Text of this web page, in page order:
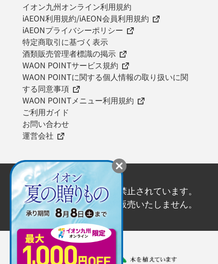
イオン九州オンライン利用規約
iAEON利用規約/iAEON会員利用規約
iAEONプライバシーポリシー
特定商取引に基づく表示
酒類販売管理者標識の掲示
WAON POINTサービス規約
WAON POINTに関する個人情報の取り扱いに関
する同意事項
WAON POINTメニュー利用規約
ご利用ガイド
お問い合わせ
運営会社
20歳未満の飲酒は法律で禁止されています。
20歳未満の方にはお酒を販売いたしません。